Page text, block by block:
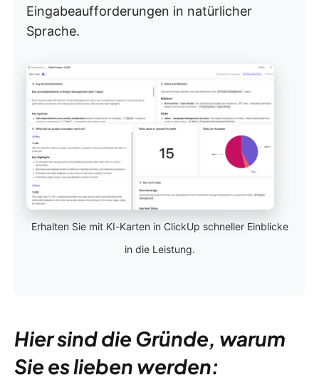
Eingabeaufforderungen in natürlicher
Sprache.
Erhalten Sie mit KI-Karten in ClickUp schneller Einblicke
in die Leistung.
Hier sind die Gründe, warum
Sie es lieben werden: